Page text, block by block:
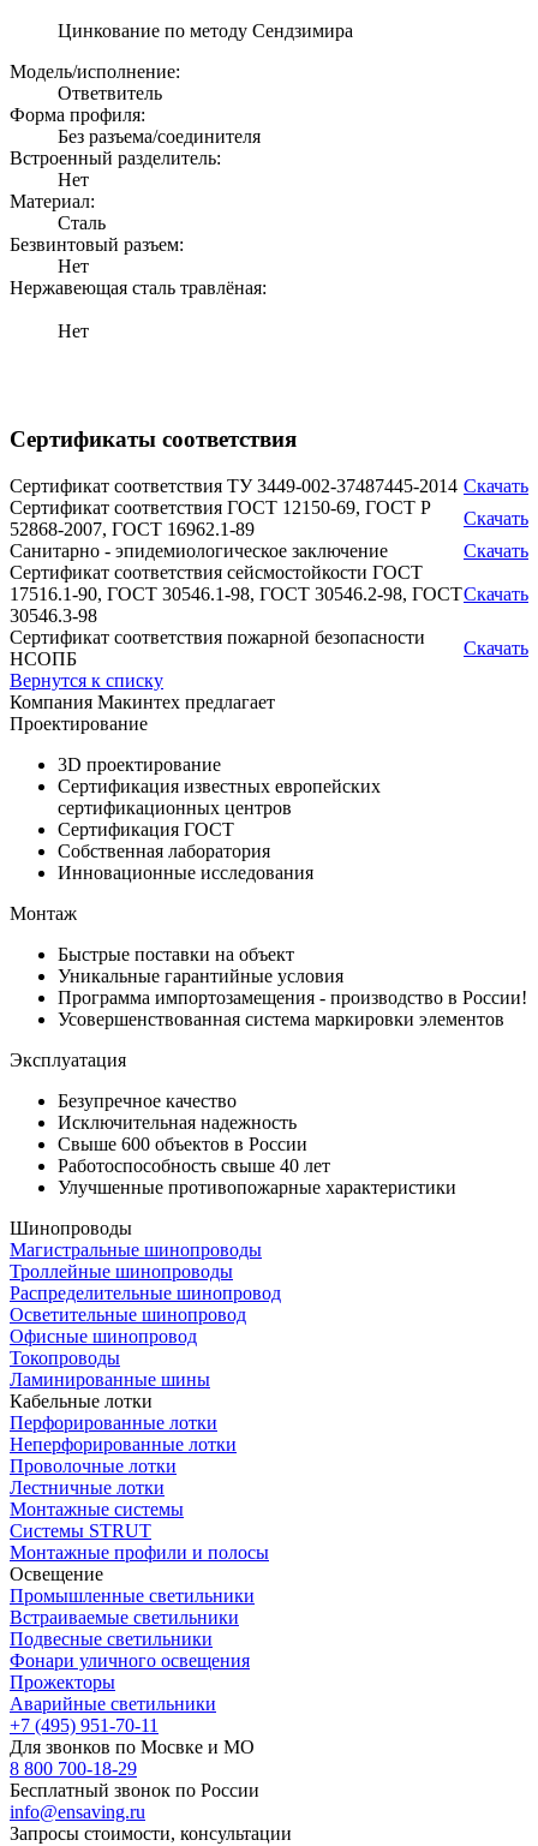
Цинкование по методу Сендзимира
Модель/исполнение:
Ответвитель
Форма профиля:
Без разъема/соединителя
Встроенный разделитель:
Нет
Материал:
Сталь
Безвинтовый разъем:
Нет
Нержавеющая сталь травлёная:
Нет
Сертификаты соответствия
Сертификат соответствия ТУ 3449-002-37487445-2014 Скачать
Сертификат соответствия ГОСТ 12150-69, ГОСТ Р
52868-2007, ГОСТ 16962.1-89
Скачать
Санитарно - эпидемиологическое заключение
Скачать
Сертификат соответствия сейсмостойкости ГОСТ
17516.1-90, ГОСТ 30546.1-98, ГОСТ 30546.2-98, ГОСТ
30546.3-98
Скачать
Сертификат соответствия пожарной безопасности
НСОПБ
Скачать
Вернутся к списку
Компания Макинтеx предлагает
Проектирование
3D проектирование
Сертификация известныx европейскиx
сертификационныx центров
Сертификация ГОСТ
Собственная лаборатория
Инновационные исследования
Монтаж
Быстрые поставки на объект
Уникальные гарантийные условия
Программа импортозамещения - производство в России!
Усовершенствованная система маркировки элементов
Эксплуатация
Безупречное качество
Исключительная надежность
Свыше 600 объектов в России
Работоспособность свыше 40 лет
Улучшенные противопожарные xарактеристики
Шинопроводы
Магистральные шинопроводы
Троллейные шинопроводы
Распределительные шинопровод
Осветительные шинопровод
Офисные шинопровод
Токопроводы
Ламинированные шины
Кабельные лотки
Перфорированные лотки
Неперфорированные лотки
Проволочные лотки
Лестничные лотки
Монтажные системы
Системы STRUT
Монтажные профили и полосы
Освещение
Промышленные светильники
Встраиваемые светильники
Подвесные светильники
Фонари уличного освещения
Прожекторы
Аварийные светильники
+7 (495) 951-70-11
Для звонков по Мосвке и МО
8 800 700-18-29
Бесплатный звонок по России
info@ensaving.ru
Запросы стоимости, консультации